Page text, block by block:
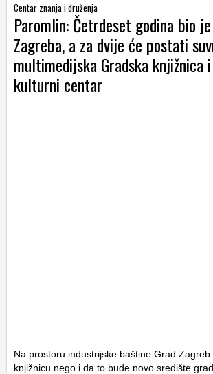
Centar znanja i druženja
Paromlin: Četrdeset godina bio
Zagreba, a za dvije će postati
multimedijska Gradska knjižnica
kulturni centar
Na prostoru industrijske baštine Grad
knjižnicu nego i da to bude novo središte